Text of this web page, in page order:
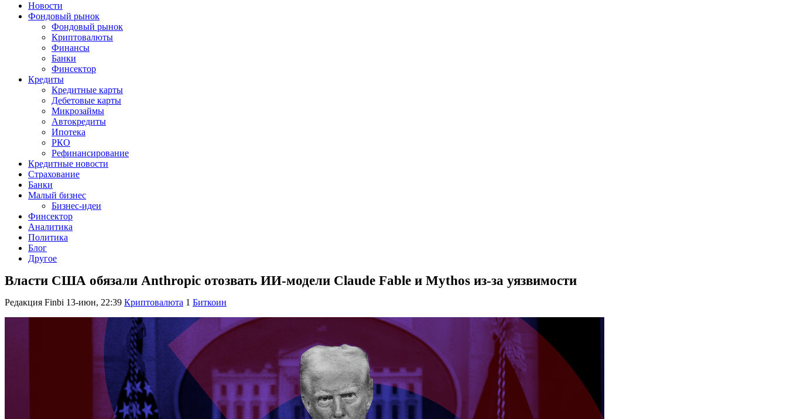
Новости
Фондовый рынок
Фондовый рынок
Криптовалюты
Финансы
Банки
Финсектор
Кредиты
Кредитные карты
Дебетовые карты
Микрозаймы
Автокредиты
Ипотека
РКО
Рефинансирование
Кредитные новости
Страхование
Банки
Малый бизнес
Бизнес-идеи
Финсектор
Аналитика
Политика
Блог
Другое
Власти США обязали Anthropic отозвать ИИ-модели Claude Fable и Mythos из-за уязвимости
Редакция Finbi 13-июн, 22:39 Криптовалюта 1 Биткоин